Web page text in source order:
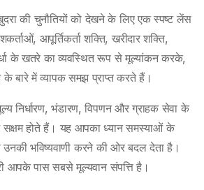
की चुनौतियों को देखने के लिए एक स्पष्ट लेंस
आपूर्तिकर्ता शक्ति, खरीदार शक्ति,
के खतरे का व्यवस्थित रूप से मूल्यांकन करके,
बारे में व्यापक समझ प्राप्त करते हैं।
निर्धारण, भंडारण, विपणन और ग्राहक सेवा के
सक्षम होते हैं। यह आपका ध्यान समस्याओं के
उनकी भविष्यवाणी करने की ओर बदल देता है।
आपके पास सबसे मूल्यवान संपत्ति है।